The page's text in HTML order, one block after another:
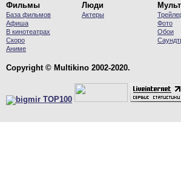
Фильмы
База фильмов
Афиша
В кинотеатрах
Скоро
Аниме
Люди
Актеры
Фото
Обои
Copyright © Multikino 2002-2020.